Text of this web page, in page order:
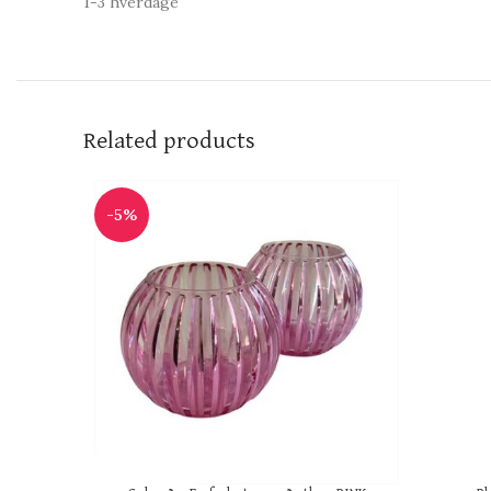
Related products
-5%